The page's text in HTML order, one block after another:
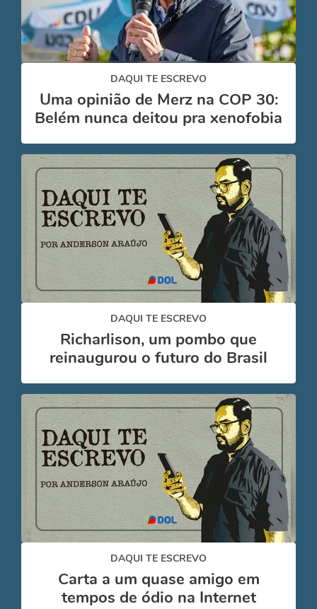
DAQUI TE ESCREVO
Uma opinião de Merz na COP 30:
Belém nunca deitou pra xenofobia
DAQUI TE ESCREVO
Richarlison, um pombo que
reinaugurou o futuro do Brasil
DAQUI TE ESCREVO
Carta a um quase amigo em
tempos de ódio na Internet